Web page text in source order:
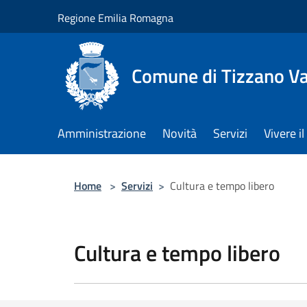
Regione Emilia Romagna
Comune di Tizzano
Amministrazione Novità Servizi Vivere
Home > Servizi > Cultura e tempo libero
Cultura e tempo libero